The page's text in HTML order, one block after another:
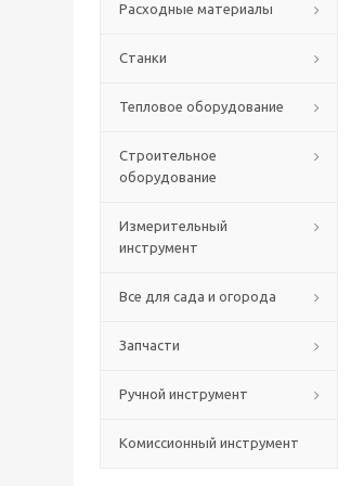
Расходные материалы
Станки
Тепловое оборудование
Строительное
оборудование
Измерительный
инструмент
Все для сада и огорода
Запчасти
Ручной инструмент
Комиссионный инструмент